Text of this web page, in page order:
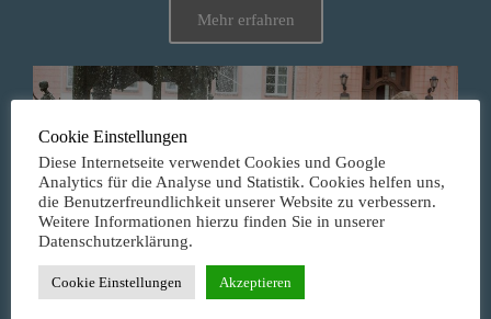
Mehr erfahren
Cookie Einstellungen
Diese Internetseite verwendet Cookies und Google
Analytics für die Analyse und Statistik. Cookies helfen uns,
die Benutzerfreundlichkeit unserer Website zu verbessern.
Weitere Informationen hierzu finden Sie in unserer
Datenschutzerklärung.
Cookie Einstellungen Akzeptieren